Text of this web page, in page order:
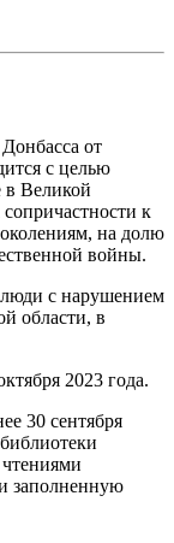
от
с целью
в Великой
к
на долю
войны.
с нарушением
области, в
2023 года.
30 сентября
заполненную